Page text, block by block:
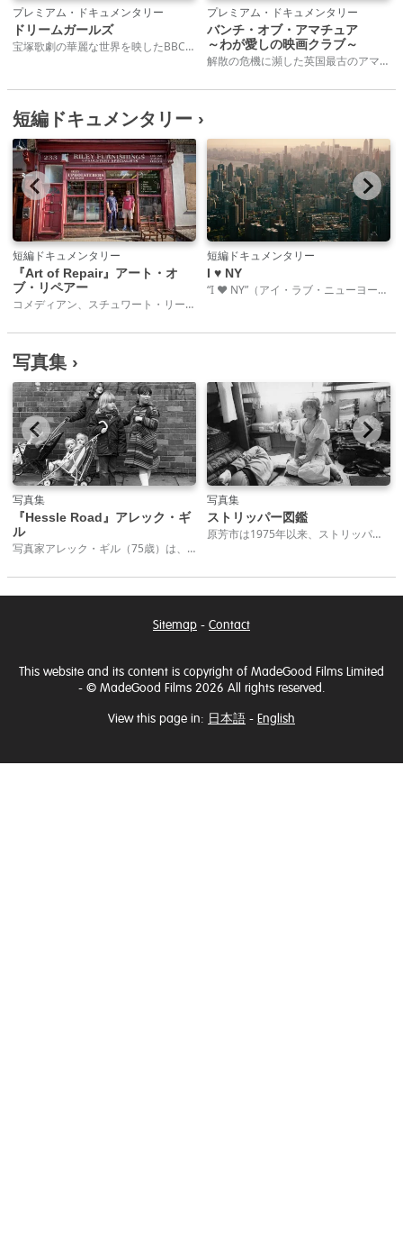
プレミアム・ドキュメンタリー
ドリームガールズ
宝塚歌劇の華麗な世界を映したBBCドキュメンタリーの秀作。表舞台に立つことを夢見て毎年数千人の女子学生が入学を志願する宝塚音楽学校。その経営者は男性だ。少女たちは難関を突破して入学できたとしても、男役、娘役に選ばれレビューに参加できるようになるまで何年も厳格な規律のもと下積み生活に耐えなけれなならない。本作「ドリーム・ガールズ」は、ジェンダーと性的アイデンティティ、そして現在も日本人女性がおかれている社会的矛盾について鋭い洞察をもって提示する。
プレミアム・ドキュメンタリー
バンチ・オブ・アマチュア
～わが愛しの映画クラブ～
解散の危機に瀕した英国最古のアマチュア映画クラブ。愛する映画クラブの存続をかけて奮闘するメンバーたちに思いがけない奇跡が起こる。 ブラッドフォード映画製作所はいかにも英国らしい労働者階級の人々が集まるアマチュア映画クラブだ。今や高齢化の波が押し寄せ、認知症や介護、伴侶との別れなど残酷な老いと向き合いながらも、彼らは映画という夢を追い続けている。一杯の紅茶を飲みながら映画への情熱を語り合う彼らの日々を静かに温かい眼差しで見つめたドキュメンタリー。過酷な現実、孤独深まるデジタル時代においても、空想の世界を描く心の豊かさや他者と分かち合う時間の大切さに気付かされる。
短編ドキュメンタリー ›
短編ドキュメンタリー
『Art of Repair』アート・オ
ブ・リペアー
コメディアン、スチュワート・リーのナレーションでおくるロンドンのイーストエンドで生きる人々のユニークで感動的なドキュメンタリー。
短編ドキュメンタリー
I ♥ NY
“I ♥ NY”（アイ・ラブ・ニューヨーク）はニューヨークのあちこちで目にするあまりに有名なロゴで、誰かがデザインして生まれたものとは思えないくらいだ。ニューヨークと言えば思い浮かび、観光客やニューヨーカーがこの街への愛を示すシンボルとなっている。
写真集 ›
写真集
『Hessle Road』アレック・ギ
ル
写真家アレック・ギル（75歳）は、1971年にイギリスのキングストン・アポン・ハル市にあるセントアンドリュース漁港を撮り始めた。それ以来、この町のヘッスルロード地区にカメラを向け続けている。ギルは自らを称して“わが町を旅する人”そして斜陽の差す漁港の歴史を記録する“偶然の目撃者”だと言う。数十年に亘って、この地域とそこに住む人々を6,630枚にも及ぶ写真に捉えている。ギルはハル市の旧市街に生まれた。1960年代には海運業や運送業の仕事に就いたが事務仕事に向かず、よく旅へ出て写真を撮っていた。
写真集
ストリッパー図鑑
原芳市は1975年以来、ストリッパーの肖像を撮り続けてきた。その数は1,500枚以上にのぼる。写真集『ストリッパー図鑑』は、原のライフワークの原点を飾る一冊である。
Sitemap - Contact
This website and its content is copyright of MadeGood Films Limited
- © MadeGood Films 2026 All rights reserved.
View this page in: 日本語 - English